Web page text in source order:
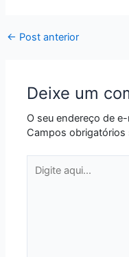
← Post anterior
Deixe um
O seu endereço de
Campos
aqui...